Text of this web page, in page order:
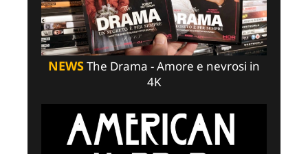
NEWSThe Drama - Amore e nevrosi in
4K